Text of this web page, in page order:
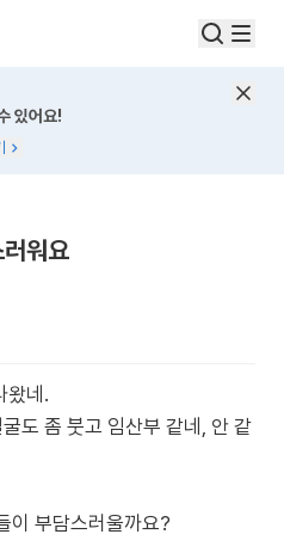
있어요!
워요
왔네.
도 좀 붓고 임산부 같네, 안 같
이 부담스러울까요?